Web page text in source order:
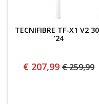
TECNIFIBRE TF-X1 V2
'24
€ 207,99 € 259,99